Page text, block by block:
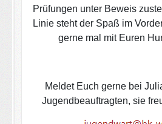
Prüfungen unter Beweis
Linie steht der Spaß im
gerne mal mit Euren
Meldet Euch gerne bei
Jugendbeauftragten, sie